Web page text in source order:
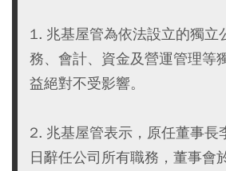
1. 兆基屋管為依法設立的獨立
務、會計、資金及營運管理等
益絕對不受影響。
2. 兆基屋管表示，原任董事長
日辭任公司所有職務，董事會